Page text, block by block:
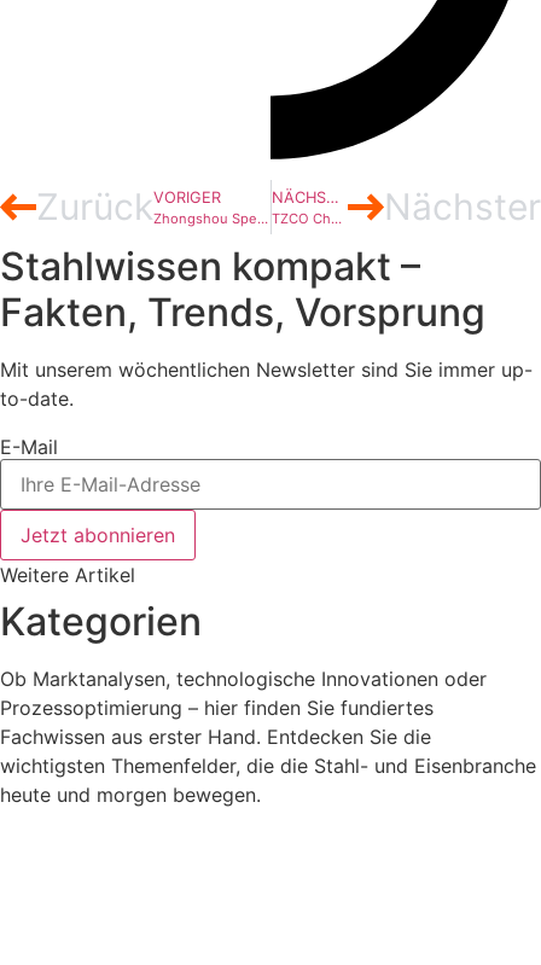
ZurückVORIGER
Zhongshou Special Steel produziert ersten Coil auf neuer ESP-Anlage
NÄCHSTER
TZCO Chain Manufacturing setzt auf smarte SMS-Schmiedelinie Nächster
Stahlwissen kompakt –
Fakten, Trends, Vorsprung
Mit unserem wöchentlichen Newsletter sind Sie immer up-
to-date.
E-Mail
Jetzt abonnieren
Weitere Artikel
Kategorien
Ob Marktanalysen, technologische Innovationen oder
Prozessoptimierung – hier finden Sie fundiertes
Fachwissen aus erster Hand. Entdecken Sie die
wichtigsten Themenfelder, die die Stahl- und Eisenbranche
heute und morgen bewegen.